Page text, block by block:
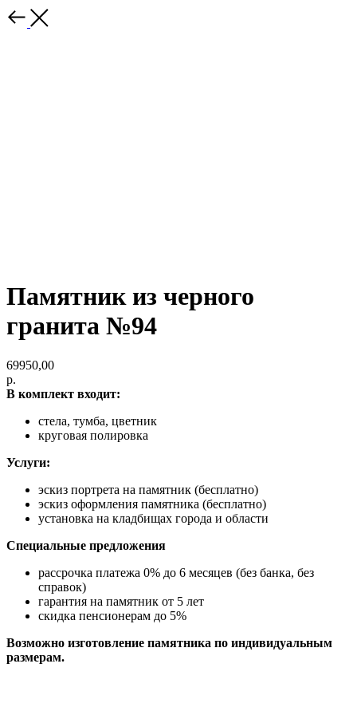
Памятник из черного
гранита №94
69950,00
р.
В комплект входит:
стела, тумба, цветник
круговая полировка
Услуги:
эскиз портрета на памятник (бесплатно)
эскиз оформления памятника (бесплатно)
установка на кладбищах города и области
Специальные предложения
рассрочка платежа 0% до 6 месяцев (без банка, без
справок)
гарантия на памятник от 5 лет
скидка пенсионерам до 5%
Возможно изготовление памятника по индивидуальным
размерам.